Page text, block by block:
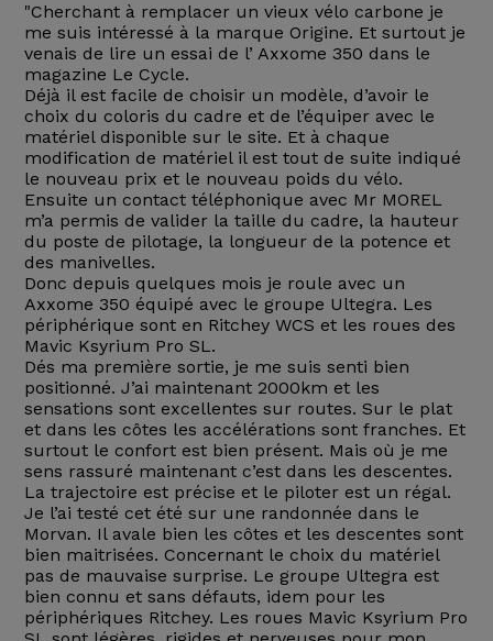
"Cherchant à remplacer un vieux vélo carbone je
me suis intéressé à la marque Origine. Et surtout je
venais de lire un essai de l’ Axxome 350 dans le
magazine Le Cycle.
Déjà il est facile de choisir un modèle, d’avoir le
choix du coloris du cadre et de l’équiper avec le
matériel disponible sur le site. Et à chaque
modification de matériel il est tout de suite indiqué
le nouveau prix et le nouveau poids du vélo.
Ensuite un contact téléphonique avec Mr MOREL
m’a permis de valider la taille du cadre, la hauteur
du poste de pilotage, la longueur de la potence et
des manivelles.
Donc depuis quelques mois je roule avec un
Axxome 350 équipé avec le groupe Ultegra. Les
périphérique sont en Ritchey WCS et les roues des
Mavic Ksyrium Pro SL.
Dés ma première sortie, je me suis senti bien
positionné. J’ai maintenant 2000km et les
sensations sont excellentes sur routes. Sur le plat
et dans les côtes les accélérations sont franches. Et
surtout le confort est bien présent. Mais où je me
sens rassuré maintenant c’est dans les descentes.
La trajectoire est précise et le piloter est un régal.
Je l’ai testé cet été sur une randonnée dans le
Morvan. Il avale bien les côtes et les descentes sont
bien maitrisées. Concernant le choix du matériel
pas de mauvaise surprise. Le groupe Ultegra est
bien connu et sans défauts, idem pour les
périphériques Ritchey. Les roues Mavic Ksyrium Pro